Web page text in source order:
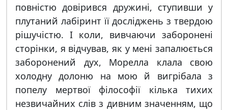
повністю довірився дружині, ступивши у
плутаний лабіринт її досліджень з твердою
рішучістю. І коли, вивчаючи заборонені
сторінки, я відчував, як у мені запалюється
заборонений дух, Морелла клала свою
холодну долоню на мою й вигрібала з
попелу мертвої філософії кілька тихих
незвичайних слів з дивним значенням, що